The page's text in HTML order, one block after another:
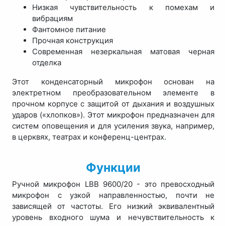
Низкая чувствительность к помехам и
вибрациям
Фантомное питание
Прочная конструкция
Современная незеркальная матовая черная
отделка
Этот конденсаторный микрофон основан на
электретном преобразовательном элементе в
прочном корпусе с защитой от дыхания и воздушных
ударов («хлопков»). Этот микрофон предназначен для
систем оповещения и для усиления звука, например,
в церквях, театрах и конференц-центрах.
Функции
Ручной микрофон LBB 9600/20 - это превосходный
микрофон с узкой направленностью, почти не
зависящей от частоты. Его низкий эквивалентный
уровень входного шума и нечувствительность к